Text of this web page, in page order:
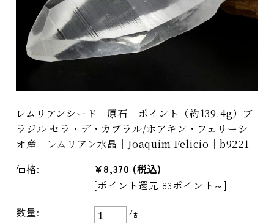
レムリアンシード 原石 ポイント（約139.4g）ブ
ラジル セラ・デ・カブラル/ホアキン・フェリーシ
オ産｜レムリアン水晶｜Joaquim Felicio｜b9221
価格: ¥8,370 (税込)
[ポイント還元 83ポイント～]
数量:
個